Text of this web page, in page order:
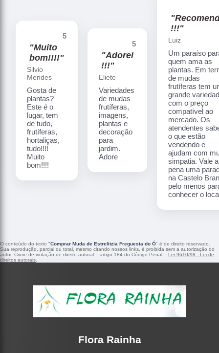
5
"Muito
bom!!!!"
Silvio
Mendes
Gosta de
plantas?
Este é o
lugar, tem
de tudo,
frutíferas,
hortaliças,
tudo!!!!
Muito
bom!!!!
5
"Adorei
!!!"
Eliete
Variedades
de mudas
frutíferas,
imagens,
plantas e
decoração
para
jardim.
Adore
!!!"
Luiz
Um paraíso
quem ama as
plantas. Em
de mudas
frutíferas tem
grande
com o preço
compatível ao
mercado. Os
atendentes
o que estão
vendendo e
ajudam com
simpatia. Vale a
pena uma
na Castelo
pelo menos
conhecer o
O conteúdo do texto "Comprar Muda de Estrelitzia Freguesia do Ó" é de direito reservado.
Sua reprodução, parcial ou total, mesmo citando nossos links, é proibida sem a autorização do
autor. Crime de violação de direito autoral – artigo 184 do Código Penal – Lei 9610/98 - Lei de
direitos autorais
Flora Rainha